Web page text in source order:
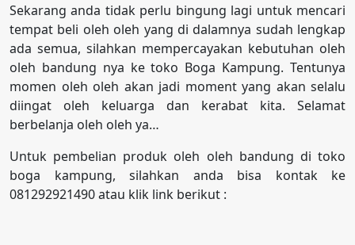
Sekarang anda tidak perlu bingung lagi untuk mencari
tempat beli oleh oleh yang di dalamnya sudah lengkap
ada semua, silahkan mempercayakan kebutuhan oleh
oleh bandung nya ke toko Boga Kampung. Tentunya
momen oleh oleh akan jadi moment yang akan selalu
diingat oleh keluarga dan kerabat kita. Selamat
berbelanja oleh oleh ya…
Untuk pembelian produk oleh oleh bandung di toko
boga kampung, silahkan anda bisa kontak ke
081292921490 atau klik link berikut :